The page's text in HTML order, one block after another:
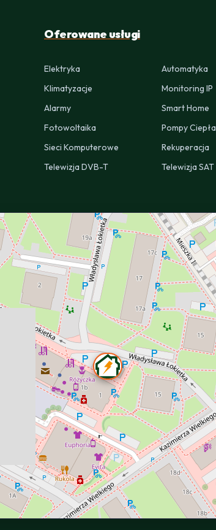
Oferowane usługi
Elektryka
Automatyka
Klimatyzacje
Monitoring IP
Alarmy
Smart Home
Fotowoltaika
Pompy Ciepła
Sieci Komputerowe
Rekuperacja
Telewizja DVB-T
Telewizja SAT